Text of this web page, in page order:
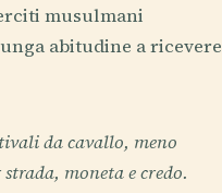
musulmani
abitudine a ricevere
da cavallo, meno
moneta e credo.